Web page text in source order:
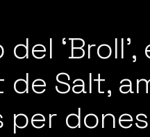
Salt,
per dones